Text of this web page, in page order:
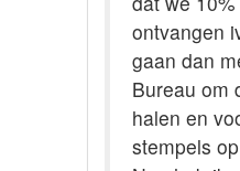
ontvangen
gaan dan
Bureau om
halen en
stempels